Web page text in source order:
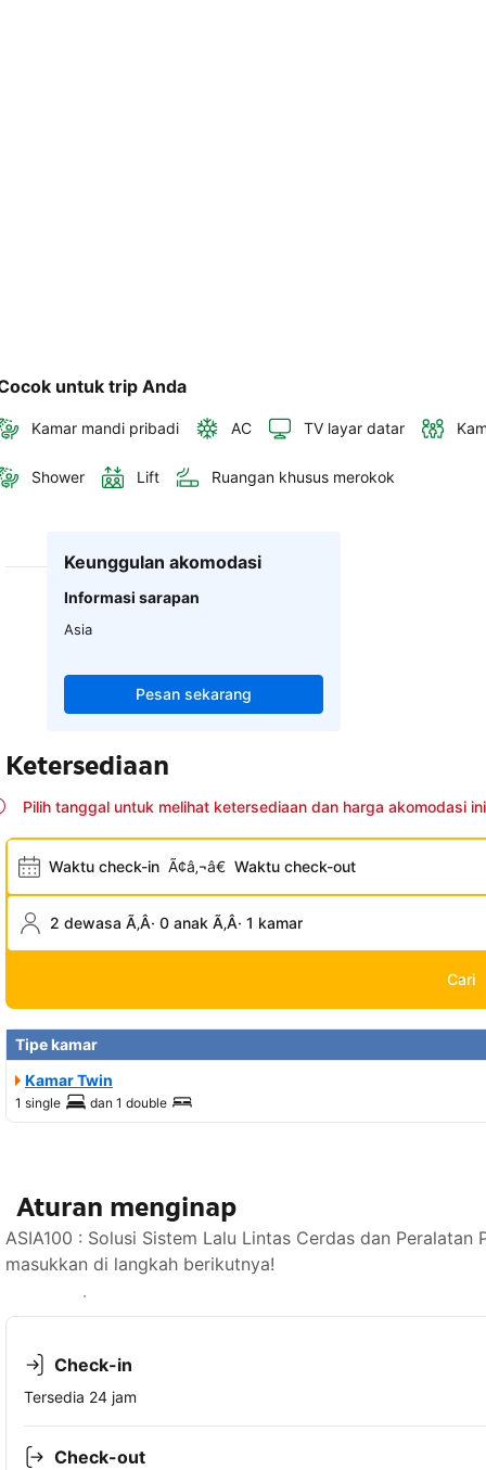
untuk trip Anda
Kamar mandi pribadi AC TV layar datar
Shower Lift Ruangan khusus merokok
Keunggulan akomodasi
Informasi sarapan
Asia
Pesan sekarang
Ketersediaan
Pilih tanggal untuk melihat ketersediaan dan harga akomodasi ini
Waktu check-in Ã¢â‚¬â€ Waktu check-out
2 dewasa Ã‚Â· 0 anak Ã‚Â· 1 kamar
Cari
Tipe kamar
Kamar Twin
1 single dan 1 double
Aturan menginap
ASIA100 : Solusi Sistem Lalu Lintas Cerdas dan
masukkan di langkah berikutnya!
Lihat ketersediaan
Check-in
Tersedia 24 jam
Check-out